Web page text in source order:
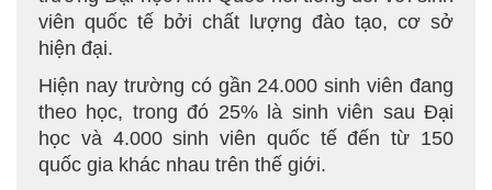
viên quốc tế bởi chất lượng đào tạo, cơ sở
hiện đại.
Hiện nay trường có gần 24.000 sinh viên đang
theo học, trong đó 25% là sinh viên sau Đại
học và 4.000 sinh viên quốc tế đến từ 150
quốc gia khác nhau trên thế giới.